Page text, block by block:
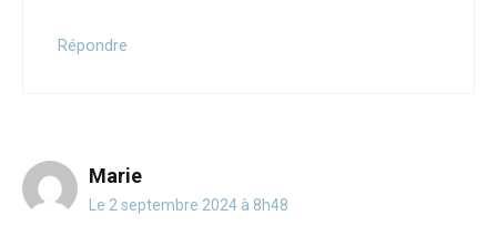
Répondre
Marie
Le 2 septembre 2024 à 8h48